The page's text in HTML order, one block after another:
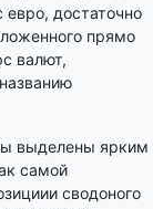
достаточно
прямо
валют,
выделены ярким
самой
сводоного